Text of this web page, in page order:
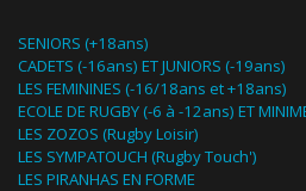
SENIORS (+18ans)
CADETS (-16ans) ET JUNIORS (-19ans)
LES FEMININES (-16/18ans et +18ans)
ECOLE DE RUGBY (-6 à -12ans) ET
LES ZOZOS (Rugby Loisir)
LES SYMPATOUCH (Rugby Touch')
LES PIRANHAS EN FORME